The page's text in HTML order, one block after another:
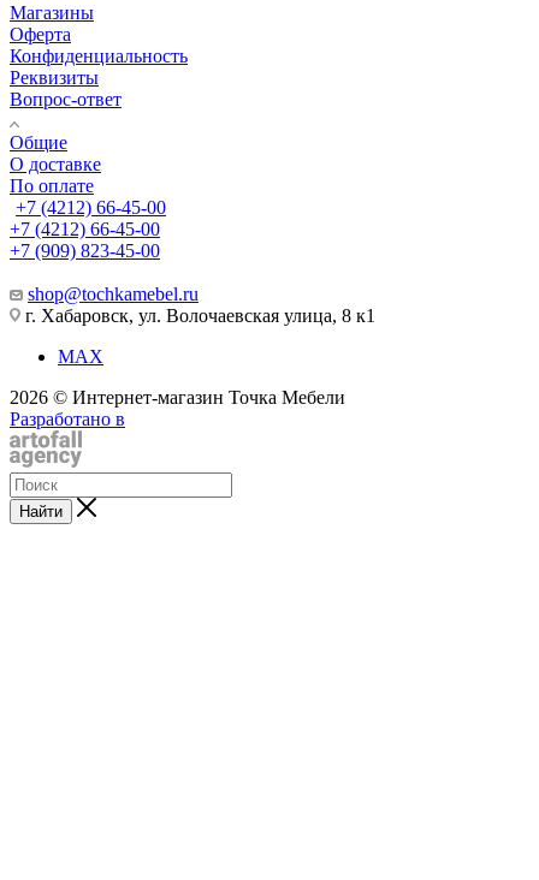
Магазины
Оферта
Конфиденциальность
Реквизиты
Вопрос-ответ
Общие
О доставке
По оплате
+7 (4212) 66-45-00
+7 (4212) 66-45-00
+7 (909) 823-45-00
shop@tochkamebel.ru
г. Хабаровск, ул. Волочаевская улица, 8 к1
MAX
2026 © Интернет-магазин Точка Мебели
Разработано в
Найти